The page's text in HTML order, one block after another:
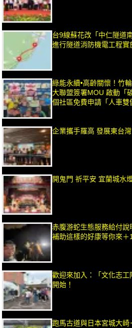
台9線蘇花改「中仁隧道
進行隧道消防機電工程實
綠能永續•高齡關懷！竹
大聯盟簽署MOU 啟動「
個社區免費申請「人車雙
企業攜手羅高 發展東台
開鬼門 祈平安 宜蘭城水
赤腹游蛇生態服務給付
補助這樣的好康等你來＋1
歡迎來加入：「文化志
開始！
跑馬古道與日本宮城大